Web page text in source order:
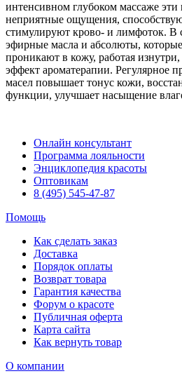
интенсивном глубоком массаже
неприятные ощущения,
стимулируют крово- и лимфоток. В
эфирные масла и абсолюты,
проникают в кожу, работая
эффект ароматерапии. Регулярное
масел повышает тонус кожи,
функции, улучшает насыщение
Онлайн консультант
Программа лояльности
Энциклопедия красоты
Оптовикам
8 (495) 545-47-87
Помощь
Как сделать заказ
Доставка
Порядок оплаты
Возврат товара
Гарантия качества
Форум о красоте
Публичная оферта
Карта сайта
Как вернуть товар
О компании